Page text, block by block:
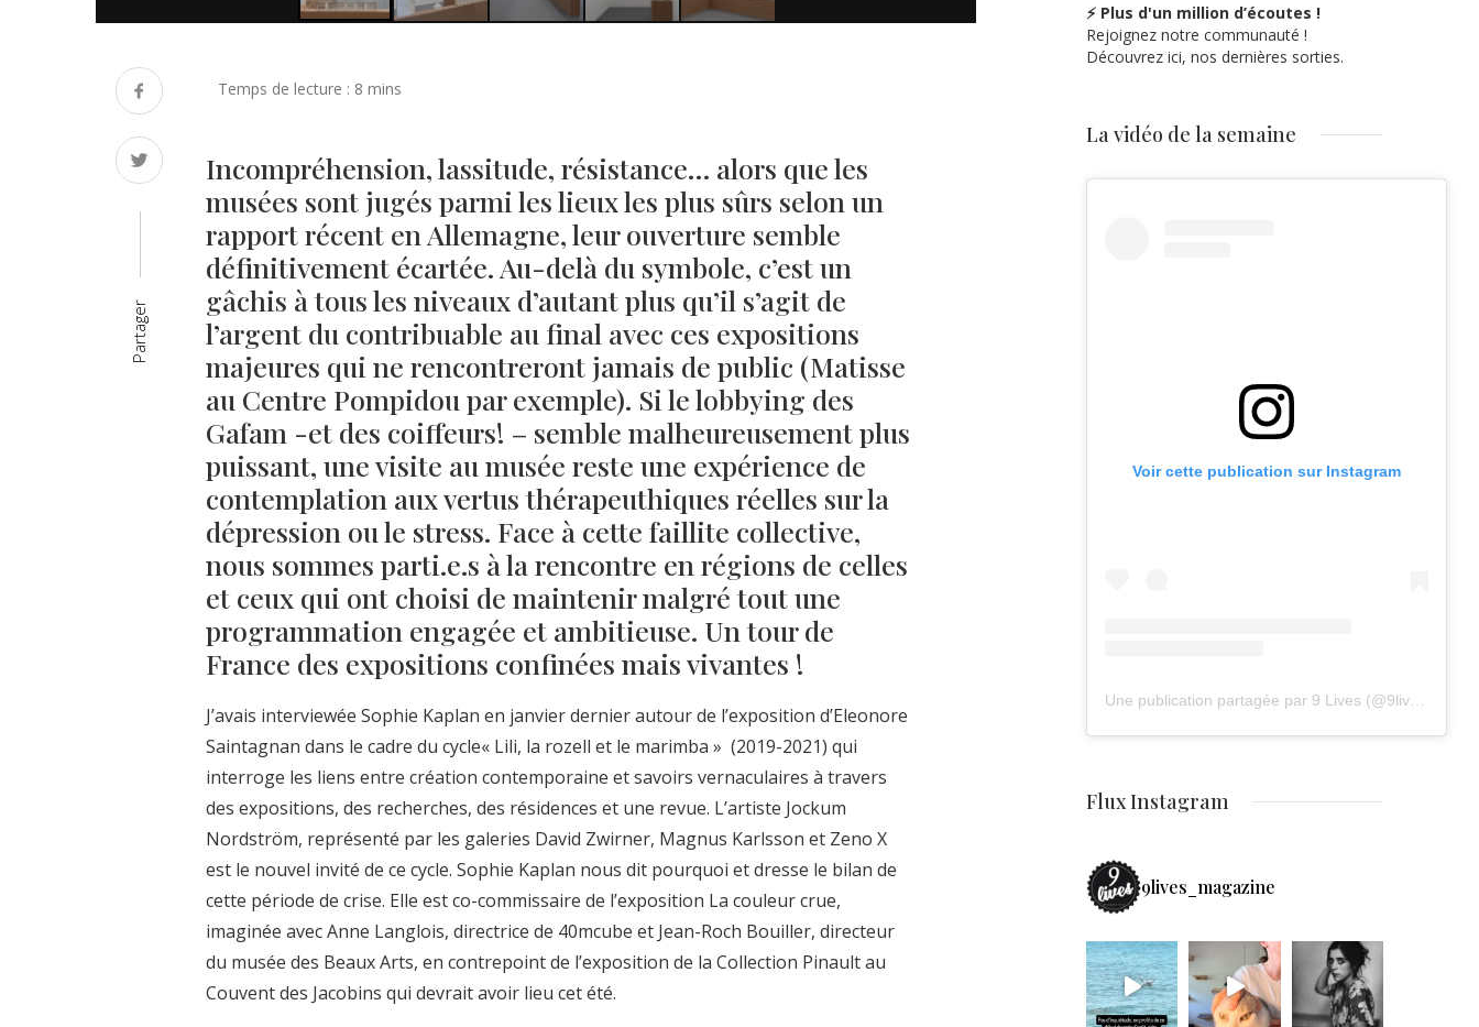
Partager
Incompréhension, lassitude, résistance… alors que les
musées sont jugés parmi les lieux les plus sûrs selon un
rapport récent en Allemagne, leur ouverture semble
définitivement écartée. Au-delà du symbole, c’est un
gâchis à tous les niveaux d’autant plus qu’il s’agit de
l’argent du contribuable au final avec ces expositions
majeures qui ne rencontreront jamais de public (Matisse
au Centre Pompidou par exemple). Si le lobbying des
Gafam -et des coiffeurs! – semble malheureusement plus
puissant, une visite au musée reste une expérience de
contemplation aux vertus thérapeuthiques réelles sur la
dépression ou le stress. Face à cette faillite collective,
nous sommes parti.e.s à la rencontre en régions de celles
et ceux qui ont choisi de maintenir malgré tout une
programmation engagée et ambitieuse. Un tour de
France des expositions confinées mais vivantes !
J’avais interviewée Sophie Kaplan en janvier dernier autour de l’exposition d’Eleonore
Saintagnan dans le cadre du cycle« Lili, la rozell et le marimba » (2019-2021) qui
interroge les liens entre création contemporaine et savoirs vernaculaires à travers
des expositions, des recherches, des résidences et une revue. L’artiste Jockum
Nordström, représenté par les galeries David Zwirner, Magnus Karlsson et Zeno X
est le nouvel invité de ce cycle. Sophie Kaplan nous dit pourquoi et dresse le bilan de
cette période de crise. Elle est co-commissaire de l’exposition La couleur crue,
imaginée avec Anne Langlois, directrice de 40mcube et Jean-Roch Bouiller, directeur
du musée des Beaux Arts, en contrepoint de l’exposition de la Collection Pinault au
Couvent des Jacobins qui devrait avoir lieu cet été.
⚡ Plus d'un million d’écoutes !
Rejoignez notre communauté !
Découvrez ici, nos dernières sorties.
La vidéo de la semaine
Voir cette publication sur Instagram
Flux Instagram
9lives_magazine